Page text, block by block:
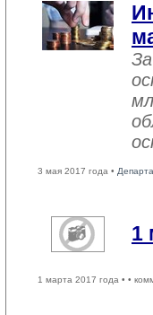
3 мая 2017 года •
1
1 марта 2017 года • •